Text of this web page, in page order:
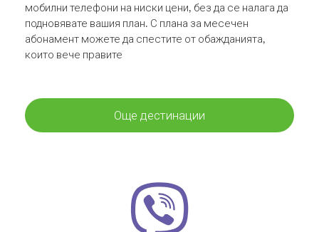
мобилни телефони на ниски цени, без да се налага да
подновявате вашия план. С плана за месечен
абонамент можете да спестите от обажданията,
които вече правите
Още дестинации